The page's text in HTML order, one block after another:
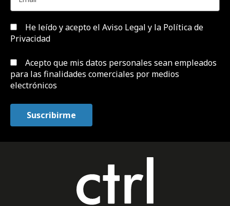
He leído y acepto el Aviso Legal y la Política de
Privacidad
Acepto que mis datos personales sean empleados
para las finalidades comerciales por medios
electrónicos